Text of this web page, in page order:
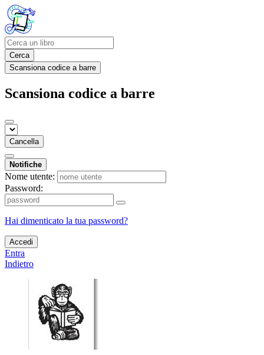
Cerca
Scansiona codice a barre
Scansiona codice a barre
Cancella
Notifiche
Nome utente:
Password:
Hai dimenticato la tua password?
Accedi
Entra
Indietro